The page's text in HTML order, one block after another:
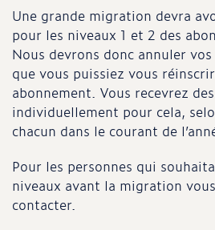
Une grande migration devra
pour les niveaux 1 et 2 des
Nous devrons donc annuler
que vous puissiez vous
abonnement. Vous recevrez
individuellement pour cela,
chacun dans le courant de
Pour les personnes qui
niveaux avant la migration
contacter.